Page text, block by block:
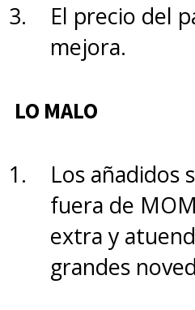
El día que la
Tunesse estrena
El precio del
mejora.
LO MALO
Los añadidos
fuera de
extra y
grandes